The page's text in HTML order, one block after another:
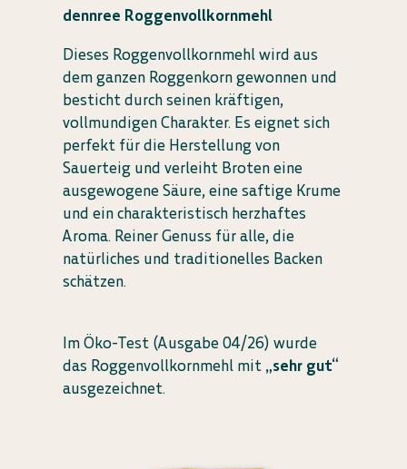
dennree Roggenvollkornmehl
Dieses Roggenvollkornmehl wird aus
dem ganzen Roggenkorn gewonnen und
besticht durch seinen kräftigen,
vollmundigen Charakter. Es eignet sich
perfekt für die Herstellung von
Sauerteig und verleiht Broten eine
ausgewogene Säure, eine saftige Krume
und ein charakteristisch herzhaftes
Aroma. Reiner Genuss für alle, die
natürliches und traditionelles Backen
schätzen.
Im Öko-Test (Ausgabe 04/26) wurde
das Roggenvollkornmehl mit „sehr gut“
ausgezeichnet.